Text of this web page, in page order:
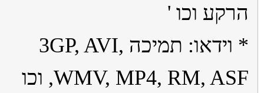
וכו '
* וידאו: תמיכה 3GP, AVI,
WMV, MP4, RM, ASF, וכו